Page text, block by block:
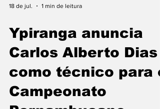
Ypiranga anuncia
Carlos Alberto Dias
como técnico para o